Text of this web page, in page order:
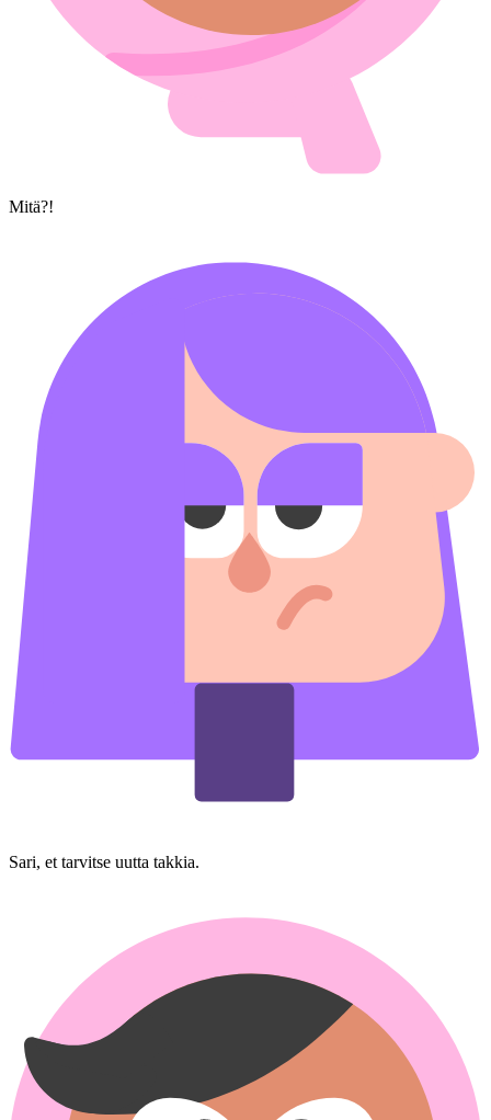
Mitä?!
Sari, et tarvitse uutta takkia.